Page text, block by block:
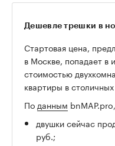
Дешевле трешки в
Стартовая цена,
в Москве, попадает в
стоимостью
квартиры в
По данным
двушки сейчас
руб.;